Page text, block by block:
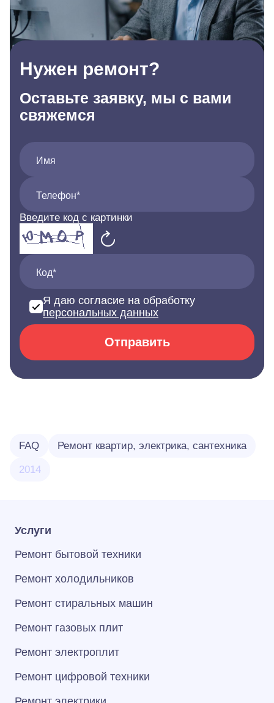
Нужен ремонт?
Оставьте заявку, мы с вами
свяжемся
Имя
Телефон*
Введите код с картинки
Код*
Я даю согласие на обработку
персональных данных
Отправить
FAQ Ремонт квартир, электрика, сантехника
2014
Услуги
Ремонт бытовой техники
Ремонт холодильников
Ремонт стиральных машин
Ремонт газовых плит
Ремонт электроплит
Ремонт цифровой техники